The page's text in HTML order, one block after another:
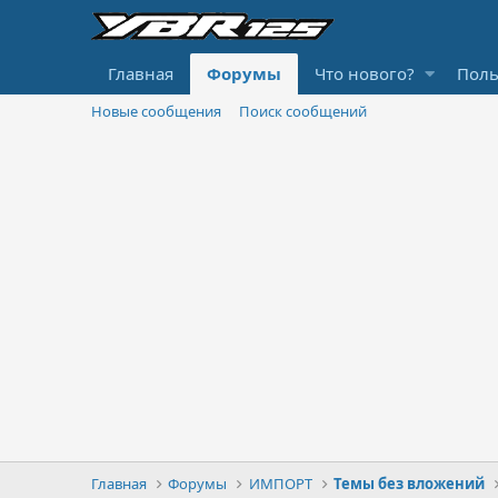
Главная Форумы Что нового?
Новые сообщения Поиск сообщений
Главная Форумы ИМПОРТ Темы без вложений